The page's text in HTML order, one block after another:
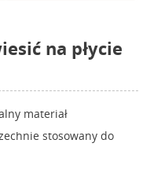
na płycie
materiał
stosowany do